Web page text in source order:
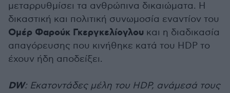
μεταρρυθμίσει τα ανθρώπινα δικαιώματα. Η
δικαστική και πολιτική συνωμοσία εναντίον του
Ομέρ Φαρούκ Γκεργκελίογλου και η διαδικασία
απαγόρευσης που κινήθηκε κατά του HDP το
έχουν ήδη αποδείξει.
DW: Εκατοντάδες μέλη του HDP, ανάμεσά τους